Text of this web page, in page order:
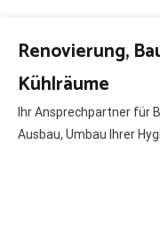
Inhalt
springen
Renovierung,
Kühlräume
Ihr Ansprechpartner für
Ausbau, Umbau Ihrer